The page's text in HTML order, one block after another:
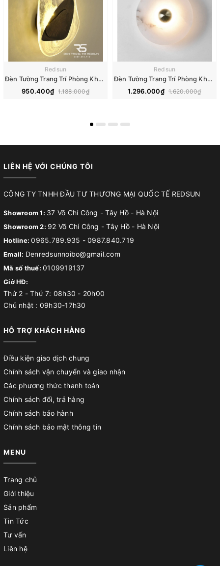
Redsun
Đèn Tường Trang Trí Phòng Khách, Phòng Ngủ, Cầu Thang Phong Cách Bắc Âu Chất Liệu Pha Lê DT-118
950.400₫ 1.188.000₫
Redsun
Đèn Tường Trang Trí Phòng Khách, Phòng Ngủ, Cầu Thang Phong Cách Bắc Âu Chất Liệu Đá Cẩm Thạch DT-112
1.296.000₫ 1.620.000₫
LIÊN HỆ VỚI CHÚNG TÔI
CÔNG TY TNHH ĐẦU TƯ THƯƠNG MẠI QUỐC TẾ REDSUN
Showroom 1: 37 Võ Chí Công - Tây Hồ - Hà Nội
Showroom 2: 92 Võ Chí Công - Tây Hồ - Hà Nội
Hotline:0965.789.935 - 0987.840.719
Email: Denredsunnoibo@gmail.com
Mã số thuế: 0109919137
Giờ HĐ:
Thứ 2 - Thứ 7: 08h30 - 20h00
Chủ nhật : 09h30-17h30
HỖ TRỢ KHÁCH HÀNG
Điều kiện giao dịch chung
Chính sách vận chuyển và giao nhận
Các phương thức thanh toán
Chính sách đổi, trả hàng
Chính sách bảo hành
Chính sách bảo mật thông tin
MENU
Trang chủ
Giới thiệu
Sản phẩm
Tin Tức
Tư vấn
Liên hệ